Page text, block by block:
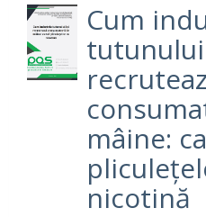
Cum
mâine:
nicotină